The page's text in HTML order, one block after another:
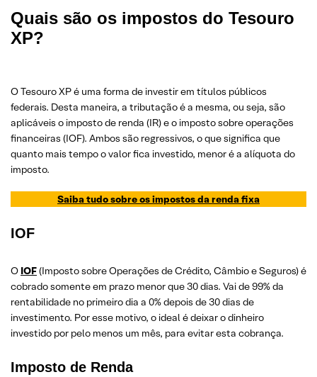
Quais são os impostos do Tesouro
XP?
O Tesouro XP é uma forma de investir em títulos públicos
federais. Desta maneira, a tributação é a mesma, ou seja, são
aplicáveis o imposto de renda (IR) e o imposto sobre operações
financeiras (IOF). Ambos são regressivos, o que significa que
quanto mais tempo o valor fica investido, menor é a alíquota do
imposto.
Saiba tudo sobre os impostos da renda fixa
IOF
O IOF(Imposto sobre Operações de Crédito, Câmbio e Seguros) é
cobrado somente em prazo menor que 30 dias. Vai de 99% da
rentabilidade no primeiro dia a 0% depois de 30 dias de
investimento. Por esse motivo, o ideal é deixar o dinheiro
investido por pelo menos um mês, para evitar esta cobrança.
Imposto de Renda